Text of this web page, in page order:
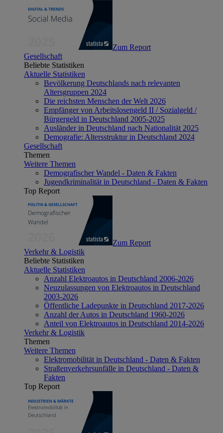
Zum Report
Gesellschaft
Beliebte Statistiken
Aktuelle Statistiken
Bevölkerung Deutschlands nach relevanten
Altersgruppen 2024
Die reichsten Menschen der Welt 2026
Empfänger von Arbeitslosengeld II / Sozialgeld /
Bürgergeld in Deutschland 2005-2025
Ausländer in Deutschland nach Nationalität 2025
Demografie: Altersstruktur in Deutschland 2024
Gesellschaft
Themen
Weitere Themen
Demografischer Wandel - Daten & Fakten
Jugendkriminalität in Deutschland - Daten & Fakten
Top Report
Zum Report
Verkehr & Logistik
Beliebte Statistiken
Aktuelle Statistiken
Anzahl Elektroautos in Deutschland 2006-2026
Neuzulassungen von Elektroautos in Deutschland
2003-2026
Öffentliche Ladepunkte in Deutschland 2017-2026
Anzahl der Autos in Deutschland 1960-2026
Anteil von Elektroautos in Deutschland 2014-2026
Verkehr & Logistik
Themen
Weitere Themen
Elektromobilität in Deutschland - Daten & Fakten
Straßenverkehrsunfälle in Deutschland - Daten &
Fakten
Top Report